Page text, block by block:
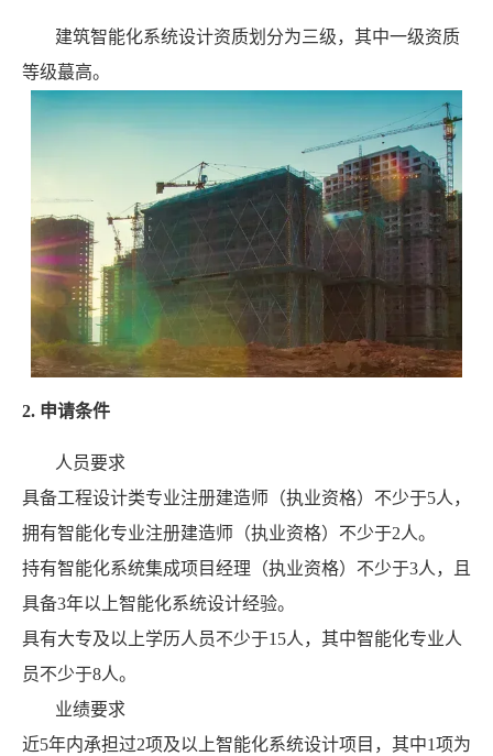
建筑智能化系统设计资质划分为三级，其中一级资质
等级蕞高。
2. 申请条件
人员要求
具备工程设计类专业注册建造师（执业资格）不少于5人，
拥有智能化专业注册建造师（执业资格）不少于2人。
持有智能化系统集成项目经理（执业资格）不少于3人，且
具备3年以上智能化系统设计经验。
具有大专及以上学历人员不少于15人，其中智能化专业人
员不少于8人。
业绩要求
近5年内承担过2项及以上智能化系统设计项目，其中1项为